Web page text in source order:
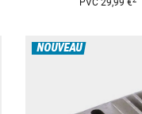
PVC 29,99 €
NOUVEAU